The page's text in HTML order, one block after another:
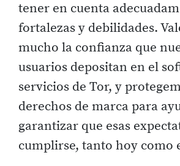
tener en cuenta
fortalezas y debilidades.
mucho la confianza que
usuarios depositan en el
servicios de Tor, y
derechos de marca para
garantizar que esas
cumplirse, tanto hoy como